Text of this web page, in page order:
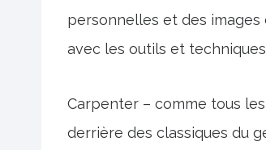
personnelles et des images
avec les outils et
Carpenter – comme tous
derrière des classiques du